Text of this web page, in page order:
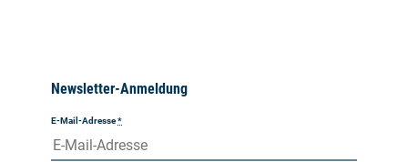
Newsletter-Anmeldung
E-Mail-Adresse*